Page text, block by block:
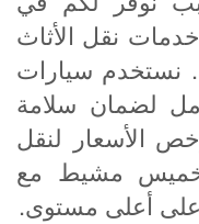
نقل الأثاث
نستخدم سيارات
لضمان سلامة
الأسعار لنقل
مشيط مع
أعلى مستوى.